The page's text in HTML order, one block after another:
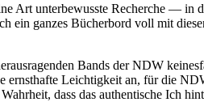
Art unterbewusste Recherche — in
ein ganzes Bücherbord voll mit
Bands der NDW
Leichtigkeit an, für die
dass das authentische Ich